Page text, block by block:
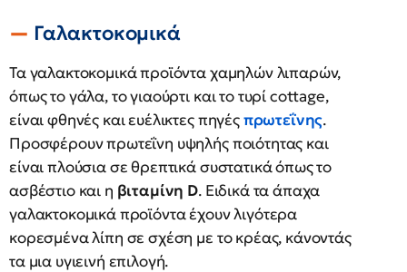
Γαλακτοκομικά
Τα γαλακτοκομικά προϊόντα χαμηλών λιπαρών,
όπως το γάλα, το γιαούρτι και το τυρί cottage,
είναι φθηνές και ευέλικτες πηγέςπρωτεΐνης.
Προσφέρουν πρωτεΐνη υψηλής ποιότητας και
είναι πλούσια σε θρεπτικά συστατικά όπως το
ασβέστιο και η βιταμίνη D. Ειδικά τα άπαχα
γαλακτοκομικά προϊόντα έχουν λιγότερα
κορεσμένα λίπη σε σχέση με το κρέας, κάνοντάς
τα μια υγιεινή επιλογή.